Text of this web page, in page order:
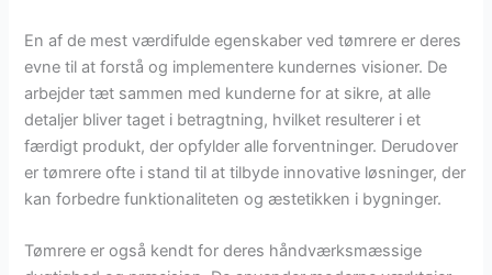
En af de mest værdifulde egenskaber ved tømrere er deres
evne til at forstå og implementere kundernes visioner. De
arbejder tæt sammen med kunderne for at sikre, at alle
detaljer bliver taget i betragtning, hvilket resulterer i et
færdigt produkt, der opfylder alle forventninger. Derudover
er tømrere ofte i stand til at tilbyde innovative løsninger, der
kan forbedre funktionaliteten og æstetikken i bygninger.
Tømrere er også kendt for deres håndværksmæssige